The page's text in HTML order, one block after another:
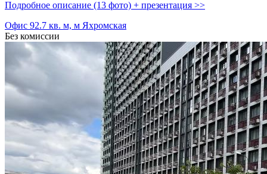
Подробное описание (13 фото) + презентация >>
Офис 92.7 кв. м, м Яхромская
Без комиссии